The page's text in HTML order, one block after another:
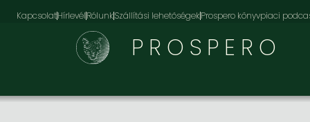
KapcsolatHírlevélRólunkSzállítási lehetőségekProspero könyvpiaci
PROSPERO